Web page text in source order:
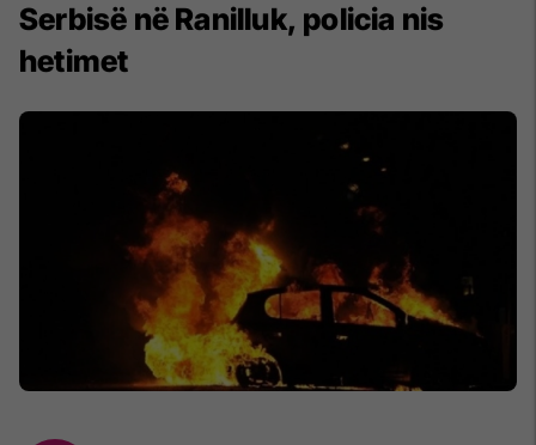
Serbisë në Ranilluk, policia nis
hetimet